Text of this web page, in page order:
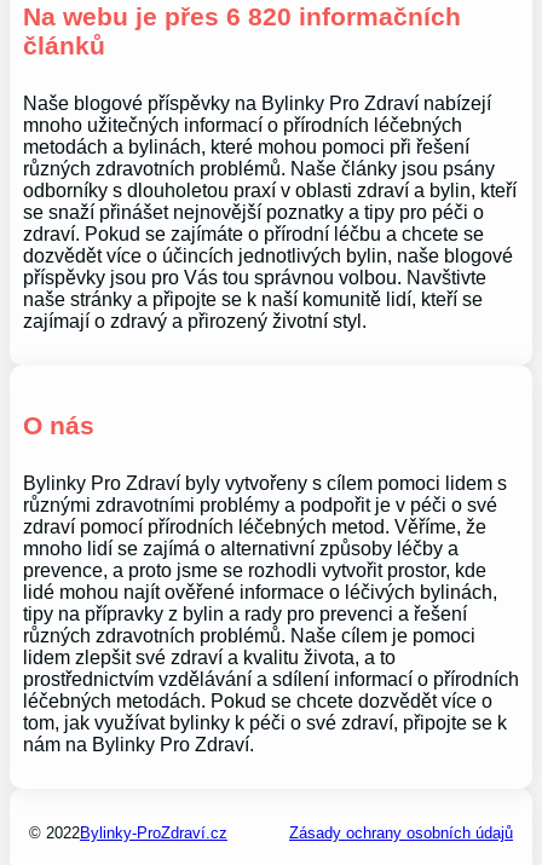
Na webu je přes 6 820 informačních
článků
Naše blogové příspěvky na Bylinky Pro Zdraví nabízejí
mnoho užitečných informací o přírodních léčebných
metodách a bylinách, které mohou pomoci při řešení
různých zdravotních problémů. Naše články jsou psány
odborníky s dlouholetou praxí v oblasti zdraví a bylin, kteří
se snaží přinášet nejnovější poznatky a tipy pro péči o
zdraví. Pokud se zajímáte o přírodní léčbu a chcete se
dozvědět více o účincích jednotlivých bylin, naše blogové
příspěvky jsou pro Vás tou správnou volbou. Navštivte
naše stránky a připojte se k naší komunitě lidí, kteří se
zajímají o zdravý a přirozený životní styl.
O nás
Bylinky Pro Zdraví byly vytvořeny s cílem pomoci lidem s
různými zdravotními problémy a podpořit je v péči o své
zdraví pomocí přírodních léčebných metod. Věříme, že
mnoho lidí se zajímá o alternativní způsoby léčby a
prevence, a proto jsme se rozhodli vytvořit prostor, kde
lidé mohou najít ověřené informace o léčivých bylinách,
tipy na přípravky z bylin a rady pro prevenci a řešení
různých zdravotních problémů. Naše cílem je pomoci
lidem zlepšit své zdraví a kvalitu života, a to
prostřednictvím vzdělávání a sdílení informací o přírodních
léčebných metodách. Pokud se chcete dozvědět více o
tom, jak využívat bylinky k péči o své zdraví, připojte se k
nám na Bylinky Pro Zdraví.
© 2022Bylinky-ProZdraví.cz Zásady ochrany osobních údajů